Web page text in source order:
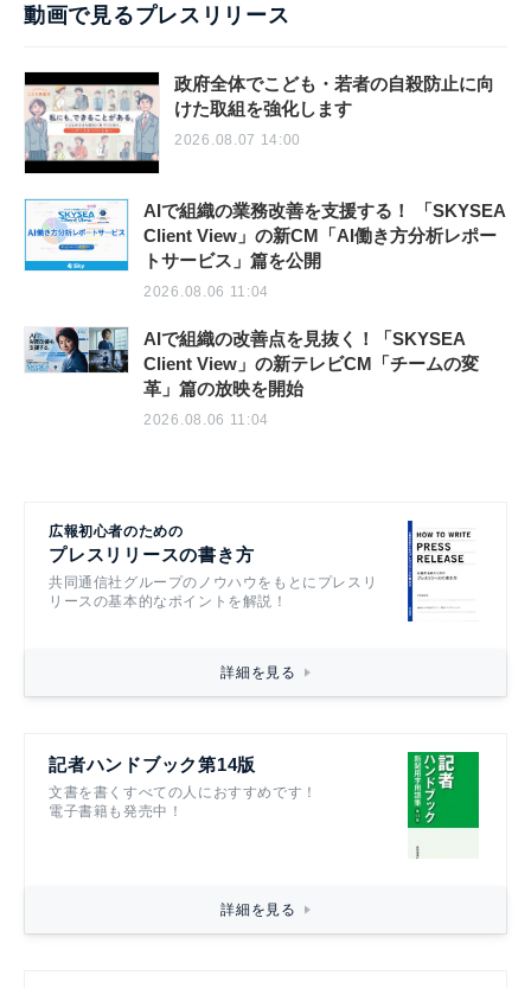
動画で見るプレスリリース
政府全体でこども・若者の自殺防止に向
けた取組を強化します
2026.08.07 14:00
AIで組織の業務改善を支援する！ 「SKYSEA
Client View」の新CM「AI働き方分析レポー
トサービス」篇を公開
2026.08.06 11:04
AIで組織の改善点を見抜く！「SKYSEA
Client View」の新テレビCM「チームの変
革」篇の放映を開始
2026.08.06 11:04
広報初心者のための
プレスリリースの書き方
共同通信社グループのノウハウをもとにプレスリ
リースの基本的なポイントを解説！
詳細を見る
記者ハンドブック第14版
文書を書くすべての人におすすめです！
電子書籍も発売中！
詳細を見る